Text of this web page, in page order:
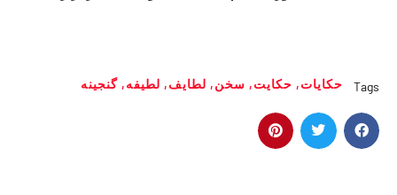
Tags حکایات, حکایت, سخن, لطایف, لطیفه, گنجینه